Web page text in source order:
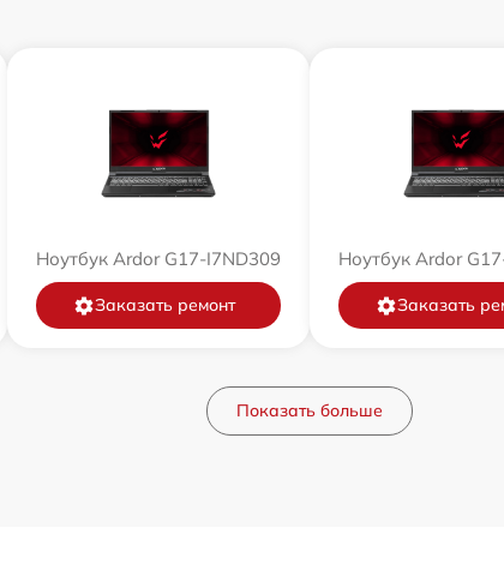
Ноутбук Ardor G17-I7ND309
Заказать ремонт
Ноутбук Ardor
Заказать
Показать больше